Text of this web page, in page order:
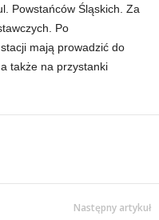
Powstańców Śląskich. Za
Po
mają prowadzić do
także na przystanki
Następny artykuł